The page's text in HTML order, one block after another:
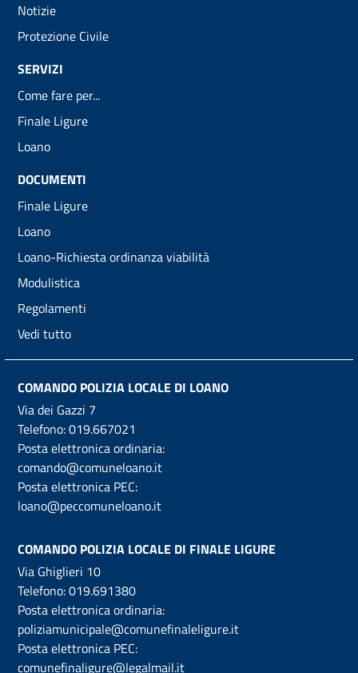
Notizie
Protezione Civile
SERVIZI
Come fare per...
Finale Ligure
Loano
DOCUMENTI
Finale Ligure
Loano
Loano-Richiesta ordinanza viabilità
Modulistica
Regolamenti
Vedi tutto
COMANDO POLIZIA LOCALE DI LOANO
Via dei Gazzi 7
Telefono:019.667021
Posta elettronica ordinaria:
comando@comuneloano.it
Posta elettronica PEC:
loano@peccomuneloano.it
COMANDO POLIZIA LOCALE DI FINALE LIGURE
Via Ghiglieri 10
Telefono:019.691380
Posta elettronica ordinaria:
poliziamunicipale@comunefinaleligure.it
Posta elettronica PEC:
comunefinaligure@legalmail.it